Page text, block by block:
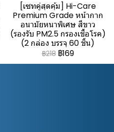
[เซทคู่สุดคุ้ม] Hi-Care
Premium Grade หน้ากาก
อนามัยหนาพิเศษ สีขาว
(รองรับ PM2.5 กรองเชื้อโรค)
(2 กล่อง บรรจุ 60 ชิ้น)
฿218 ฿169